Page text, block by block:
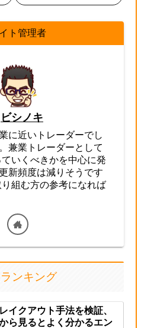
ト管理者
ビシノキ
に近いトレーダーでし
兼業トレーダーとして
いくべきかを中心に発
新頻度は減りそうです
組む方の参考になれば
ンキング
イクアウト手法を検証、
ら見るとよく分かるエン